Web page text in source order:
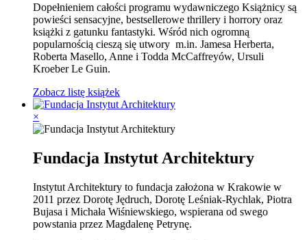
Dopełnieniem całości programu wydawniczego Książnicy są
powieści sensacyjne, bestsellerowe thrillery i horrory oraz
książki z gatunku fantastyki. Wśród nich ogromną
popularnością cieszą się utwory m.in. Jamesa Herberta,
Roberta Masello, Anne i Todda McCaffreyów, Ursuli
Kroeber Le Guin.
Zobacz listę książek
×
Fundacja Instytut Architektury
Instytut Architektury to fundacja założona w Krakowie w
2011 przez Dorotę Jędruch, Dorotę Leśniak-Rychlak, Piotra
Bujasa i Michała Wiśniewskiego, wspierana od swego
powstania przez Magdalenę Petrynę.